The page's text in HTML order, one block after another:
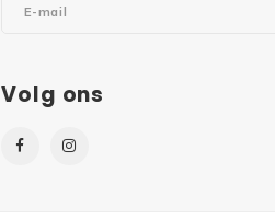
Volg ons